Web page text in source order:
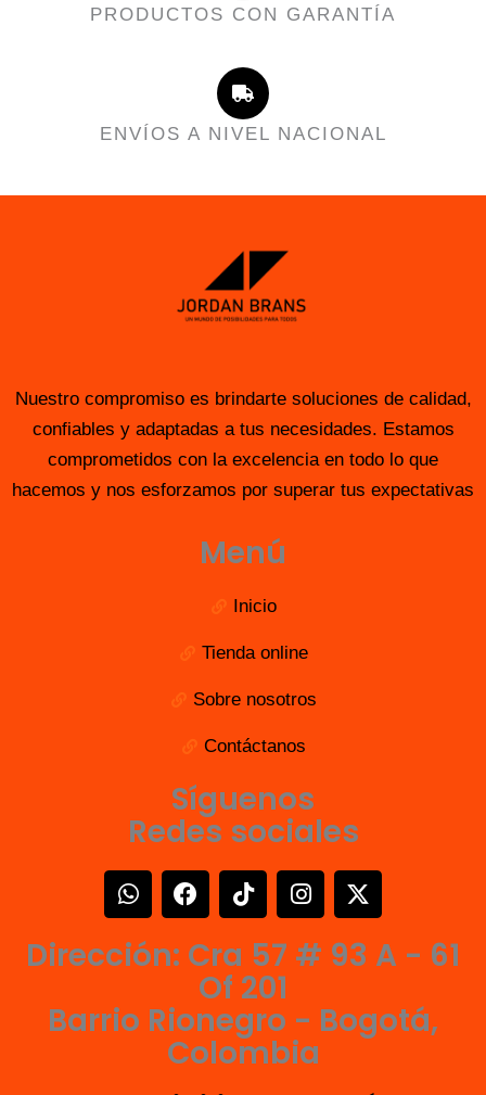
PRODUCTOS CON GARANTÍA
ENVÍOS A NIVEL NACIONAL
Nuestro compromiso es brindarte soluciones de calidad,
confiables y adaptadas a tus necesidades. Estamos
comprometidos con la excelencia en todo lo que
hacemos y nos esforzamos por superar tus expectativas
Menú
Inicio
Tienda online
Sobre nosotros
Contáctanos
Síguenos
Redes sociales
W
h
t
p
F
a
e
o
k
T
i
o
k
I
n
t
r
a
m
X
-
w
t
e
Dirección: Cra 57 # 93 A - 61
Of 201
Barrio Rionegro - Bogotá,
Colombia